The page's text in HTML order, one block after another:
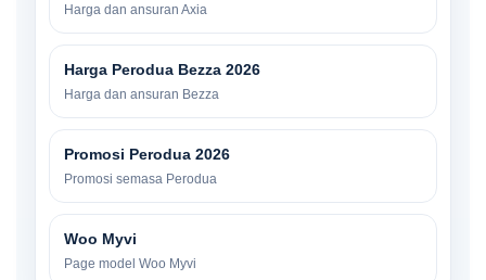
Harga dan ansuran Axia
Harga Perodua Bezza 2026
Harga dan ansuran Bezza
Promosi Perodua 2026
Promosi semasa Perodua
Woo Myvi
Page model Woo Myvi